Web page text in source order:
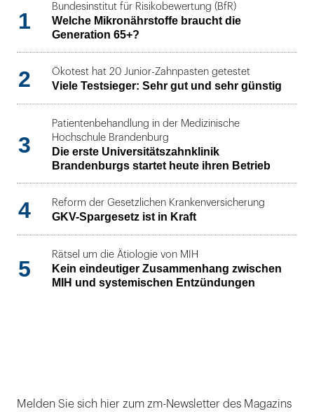
1
Bundesinstitut für Risikobewertung (BfR)
Welche Mikronährstoffe braucht die
Generation 65+?
2 Ökotest hat 20 Junior-Zahnpasten getestet
Viele Testsieger: Sehr gut und sehr günstig
3
Patientenbehandlung in der Medizinische
Hochschule Brandenburg
Die erste Universitätszahnklinik
Brandenburgs startet heute ihren Betrieb
4 Reform der Gesetzlichen Krankenversicherung
GKV-Spargesetz ist in Kraft
5
Rätsel um die Ätiologie von MIH
Kein eindeutiger Zusammenhang zwischen
MIH und systemischen Entzündungen
Melden Sie sich hier zum zm-Newsletter des Magazins